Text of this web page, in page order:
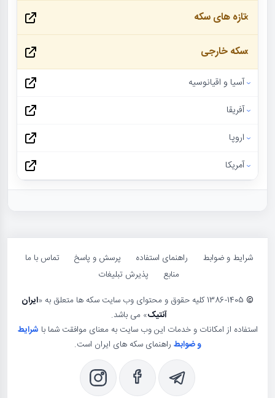
تازه های سکه
سکه خارجی
آسیا و اقیانوسیه
آفریقا
اروپا
آمریکا
شرایط و ضوابط راهنمای استفاده پرسش و پاسخ
تماس با ما
منابع
پذیرش تبلیغات
©
ایران
آنتیک» می باشد.
استفاده از امکانات و خدمات این وب سایت به معنای موافقت شما با شرایط
و ضوابط راهنمای سکه های ایران است.